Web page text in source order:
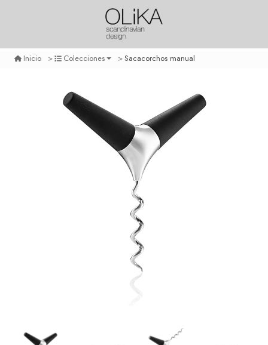
Inicio Colecciones Sacacorchos manual